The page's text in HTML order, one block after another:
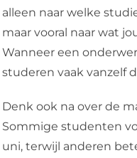
alleen naar welke
maar vooral naar wat
Wanneer een
studeren vaak vanzelf
Denk ook na over de
Sommige studenten
uni, terwijl anderen